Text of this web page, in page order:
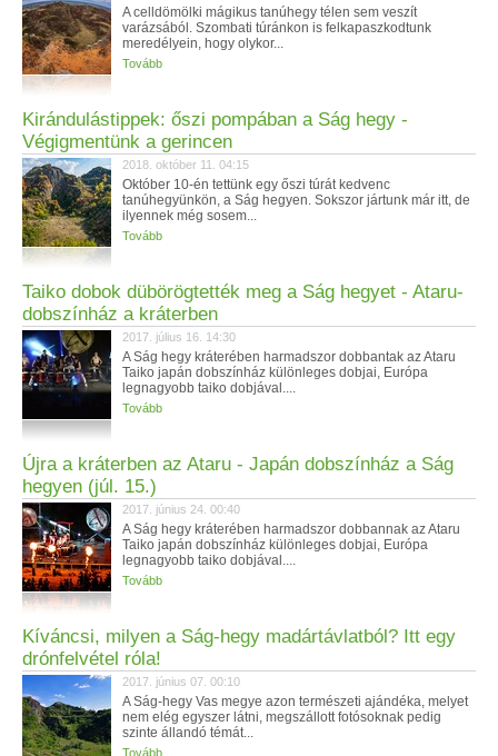
A celldömölki mágikus tanúhegy télen sem veszít
varázsából. Szombati túránkon is felkapaszkodtunk
meredélyein, hogy olykor...
Tovább
Kirándulástippek: őszi pompában a Ság hegy -
Végigmentünk a gerincen
2018. október 11. 04:15
Október 10-én tettünk egy őszi túrát kedvenc
tanúhegyünkön, a Ság hegyen. Sokszor jártunk már itt, de
ilyennek még sosem...
Tovább
Taiko dobok dübörögtették meg a Ság hegyet - Ataru-
dobszínház a kráterben
2017. július 16. 14:30
A Ság hegy kráterében harmadszor dobbantak az Ataru
Taiko japán dobszínház különleges dobjai, Európa
legnagyobb taiko dobjával....
Tovább
Újra a kráterben az Ataru - Japán dobszínház a Ság
hegyen (júl. 15.)
2017. június 24. 00:40
A Ság hegy kráterében harmadszor dobbannak az Ataru
Taiko japán dobszínház különleges dobjai, Európa
legnagyobb taiko dobjával....
Tovább
Kíváncsi, milyen a Ság-hegy madártávlatból? Itt egy
drónfelvétel róla!
2017. június 07. 00:10
A Ság-hegy Vas megye azon természeti ajándéka, melyet
nem elég egyszer látni, megszállott fotósoknak pedig
szinte állandó témát...
Tovább